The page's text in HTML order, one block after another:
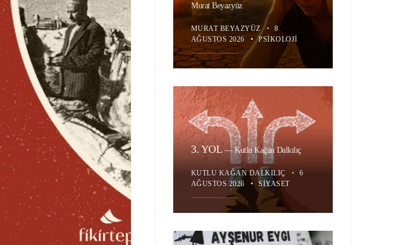
Murat Beyazyüz
MURAT BEYAZYÜZ •
8
AĞUSTOS 2026
• PSIKOLOJI
3. YOL—Kutlu Kağan Dalkılıç
KUTLU KAĞAN DALKILIÇ •
6
AĞUSTOS 2026
• SIYASET